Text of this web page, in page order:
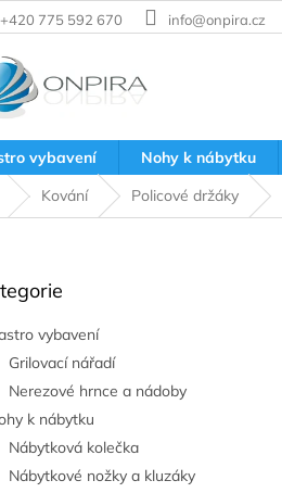
+420 775 592 670 info@onpira.cz
vybavení Nohy k nábytku
Domů
Kování Policové držáky
vybavení
Grilovací nářadí
Nerezové hrnce a nádoby
k nábytku
Nábytková kolečka
Nábytkové nožky a kluzáky